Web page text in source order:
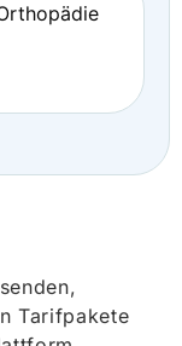
Tarifpakete